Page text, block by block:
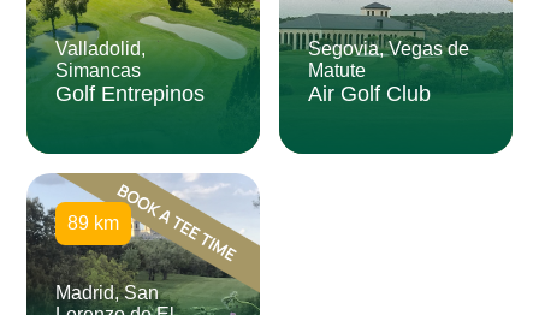
Valladolid,
Simancas
Golf Entrepinos
Segovia, Vegas de
Matute
Air Golf Club
89 km
Madrid, San